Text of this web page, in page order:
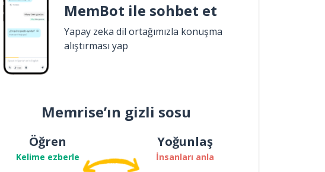
MemBot ile sohbet et
Yapay zeka dil ortağımızla konuşma
alıştırması yap
Memrise’ın gizli sosu
Öğren
Kelime ezberle
Yoğunlaş
İnsanları anla